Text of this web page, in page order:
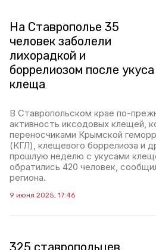
На Ставрополье 35
человек заболели
лихорадкой и
боррелиозом после укуса
клеща
В Ставропольском крае по-
активность иксодовых клещей,
переносчиками Крымской
(КГЛ), клещевого боррелиоза и
прошлую неделю с укусами
обратились 420 человек,
региона.
9 июня 2025, 17:46
325 ставропольцев